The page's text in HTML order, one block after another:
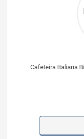
Cafeteira Italiana